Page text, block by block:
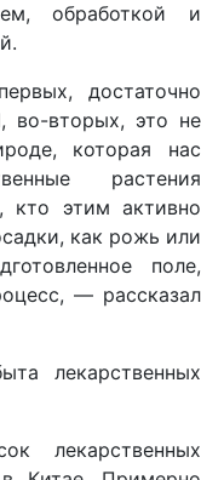
обработкой и
достаточно
во-вторых, это не
которая нас
растения
кто этим активно
как рожь или
поле,
— рассказал
лекарственных
лекарственных